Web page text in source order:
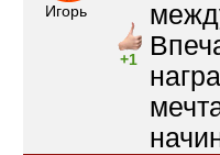
Игорь
+1